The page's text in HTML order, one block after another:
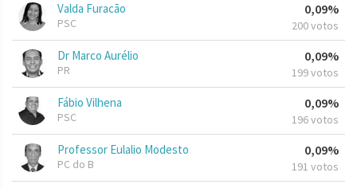
Valda Furacão
PSC
0,09%
200 votos
Dr Marco Aurélio
PR
0,09%
199 votos
Fábio Vilhena
PSC
0,09%
196 votos
Professor Eulalio Modesto
PC do B
0,09%
191 votos